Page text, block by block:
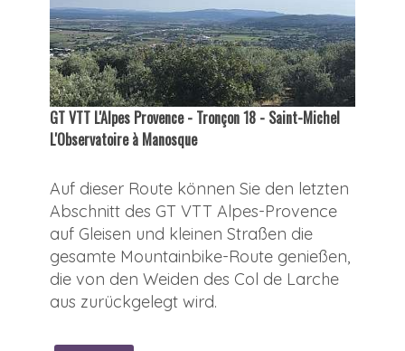
GT VTT L'Alpes Provence - Tronçon 18 - Saint-Michel
L'Observatoire à Manosque
Auf dieser Route können Sie den letzten
Abschnitt des GT VTT Alpes-Provence
auf Gleisen und kleinen Straßen die
gesamte Mountainbike-Route genießen,
die von den Weiden des Col de Larche
aus zurückgelegt wird.